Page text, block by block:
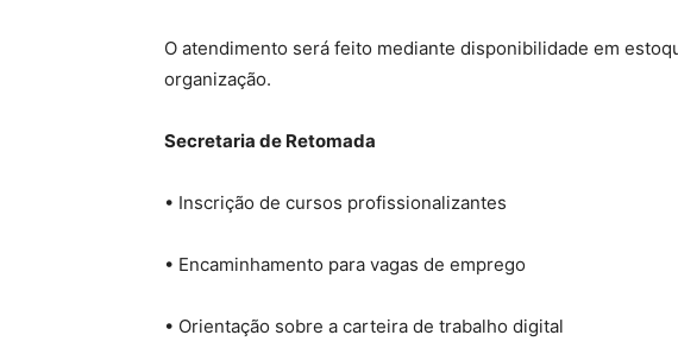
O atendimento será feito mediante disponibilidade em
organização.
Secretaria de Retomada
• Inscrição de cursos profissionalizantes
• Encaminhamento para vagas de emprego
• Orientação sobre a carteira de trabalho digital